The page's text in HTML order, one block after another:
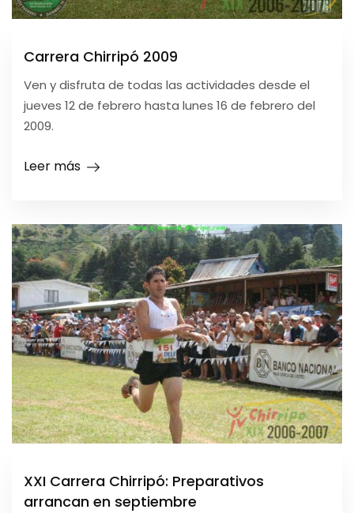
Carrera Chirripó 2009
Ven y disfruta de todas las actividades desde el
jueves 12 de febrero hasta lunes 16 de febrero del
2009.
Leer más
XXI Carrera Chirripó: Preparativos
arrancan en septiembre